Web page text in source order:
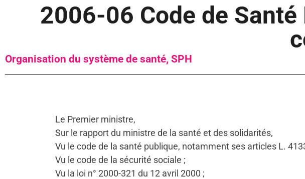
2006-06 Code de
Organisation du système de santé, SPH
Le Premier ministre,
Sur le rapport du ministre de la santé et des solidarités,
Vu le code de la santé publique, notamment ses articles L.
Vu le code de la sécurité sociale ;
Vu la loi n° 2000-321 du 12 avril 2000 ;